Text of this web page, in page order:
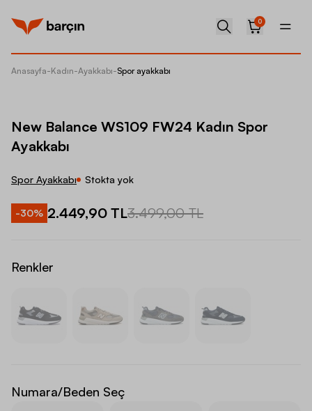
0
Anasayfa-Kadın-Ayakkabı-Spor ayakkabı
New Balance WS109 FW24 Kadın Spor
Ayakkabı
Spor Ayakkabı Stokta yok
-30% 2.449,90 TL3.499,00 TL
Renkler
Numara/Beden Seç